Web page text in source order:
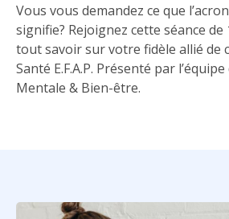
Séance sur le
Vous vous demandez ce que
signifie? Rejoignez cette séance
tout savoir sur votre fidèle allié de
Santé E.F.A.P. Présenté par
Mentale & Bien-être.